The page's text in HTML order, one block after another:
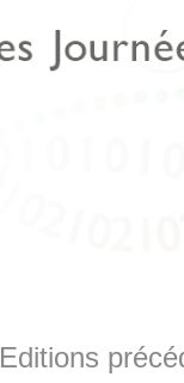
Editions